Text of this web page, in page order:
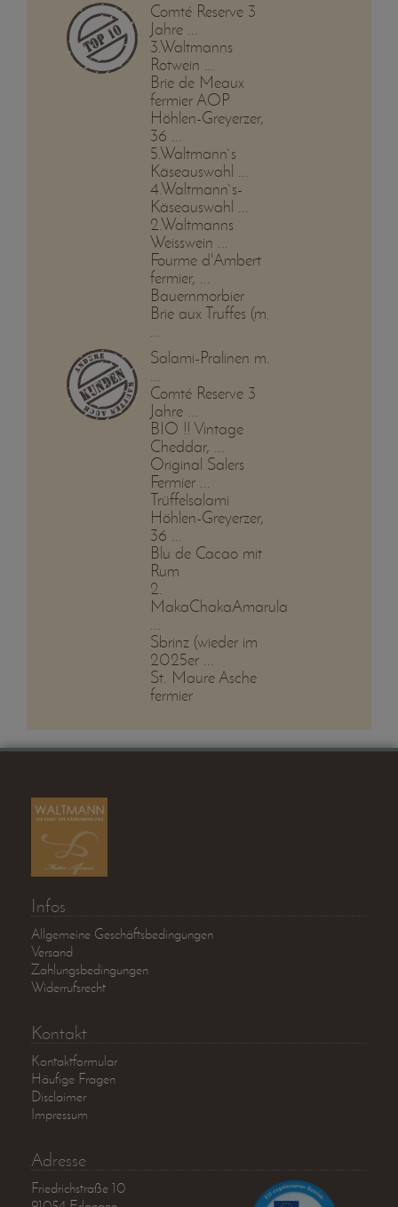
Comté Reserve 3
Jahre ...
3.Waltmanns
Rotwein ...
Brie de Meaux
fermier AOP
Höhlen-Greyerzer,
36 ...
5.Waltmann`s
Käseauswahl ...
4.Waltmann`s-
Käseauswahl ...
2.Waltmanns
Weisswein ...
Fourme d'Ambert
fermier, ...
Bauernmorbier
Brie aux Truffes (m.
...
Salami-Pralinen m.
...
Comté Reserve 3
Jahre ...
BIO !! Vintage
Cheddar, ...
Original Salers
Fermier ...
Trüffelsalami
Höhlen-Greyerzer,
36 ...
Blu de Cacao mit
Rum
2.
MakaChakaAmarula
...
Sbrinz (wieder im
2025er ...
St. Maure Asche
fermier
Infos
Allgemeine Geschäftsbedingungen
Versand
Zahlungsbedingungen
Widerrufsrecht
Kontakt
Kontaktformular
Häufige Fragen
Disclaimer
Impressum
Adresse
Friedrichstraße 10